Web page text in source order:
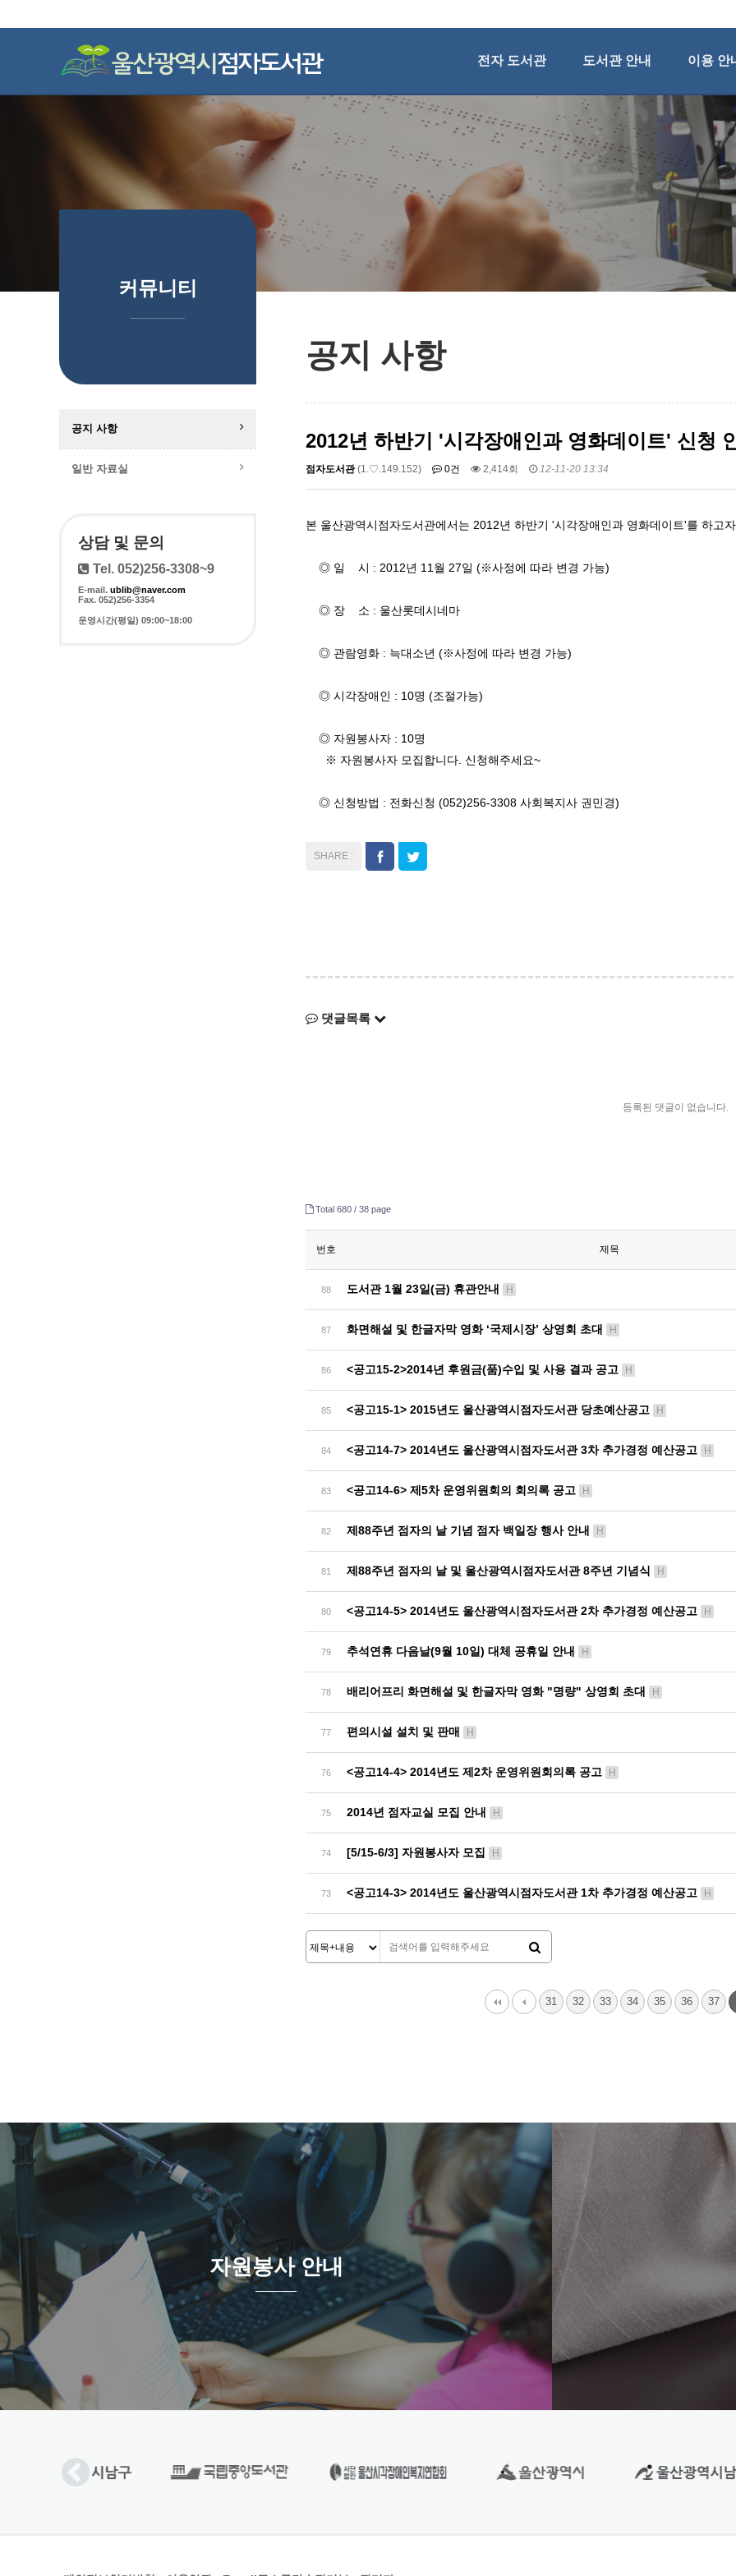
전자 도서관 도서관 안내 이용 안
하위분류 하위분류
공지 사항
2012년 하반기 '시각장애인과 영화데이트' 신청
점자도서관(1.♡.149.152) 0건 2,414회 12-11-20 13:34
본 울산광역시점자도서관에서는 2012년 하반기 '시각장애인과 영화데이트'를 하고
◎ 일 시 : 2012년 11월 27일 (※사정에 따라 변경 가능)
◎ 장 소 : 울산롯데시네마
◎ 관람영화 : 늑대소년 (※사정에 따라 변경 가능)
◎ 시각장애인 : 10명 (조절가능)
◎ 자원봉사자 : 10명
※ 자원봉사자 모집합니다. 신청해주세요~
◎ 신청방법 : 전화신청 (052)256-3308 사회복지사 권민경)
댓글목록
등록된 댓글이 없습니다.
Total 680 / 38 page
번호 제목
88 도서관 1월 23일(금) 휴관안내 H
87 화면해설 및 한글자막 영화 ‘국제시장’ 상영회 초대 H
86 <공고15-2>2014년 후원금(품)수입 및 사용 결과 공고 H
85 <공고15-1> 2015년도 울산광역시점자도서관 당초예산공고 H
84 <공고14-7> 2014년도 울산광역시점자도서관 3차 추가경정 예산공고 H
83 <공고14-6> 제5차 운영위원회의 회의록 공고 H
82 제88주년 점자의 날 기념 점자 백일장 행사 안내 H
81 제88주년 점자의 날 및 울산광역시점자도서관 8주년 기념식 H
80 <공고14-5> 2014년도 울산광역시점자도서관 2차 추가경정 예산공고 H
79 추석연휴 다음날(9월 10일) 대체 공휴일 안내 H
78 배리어프리 화면해설 및 한글자막 영화 "명량" 상영회 초대 H
77 편의시설 설치 및 판매 H
76 <공고14-4> 2014년도 제2차 운영위원회의록 공고 H
75 2014년 점자교실 모집 안내 H
74 [5/15-6/3] 자원봉사자 모집 H
73 <공고14-3> 2014년도 울산광역시점자도서관 1차 추가경정 예산공고 H
31 32 33 34 35 36 37
커뮤니티
공지 사항
일반 자료실
상담 및 문의
Tel. 052)256-3308~9
E-mail. ublib@naver.com
Fax. 052)256-3354
운영시간(평일) 09:00~18:00
자원봉사 안내